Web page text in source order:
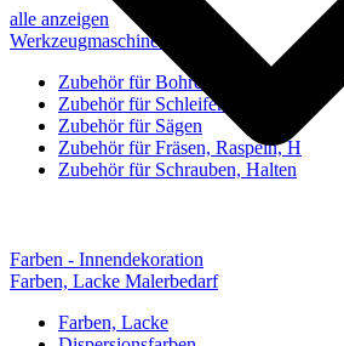
alle anzeigen
Werkzeugmaschinen-Zubehör
Zubehör für Bohren, Bohrhilfen
Zubehör für Schleifen, Poliere
Zubehör für Sägen
Zubehör für Fräsen, Raspeln, H
Zubehör für Schrauben, Halten
Farben - Innendekoration
Farben, Lacke Malerbedarf
Farben, Lacke